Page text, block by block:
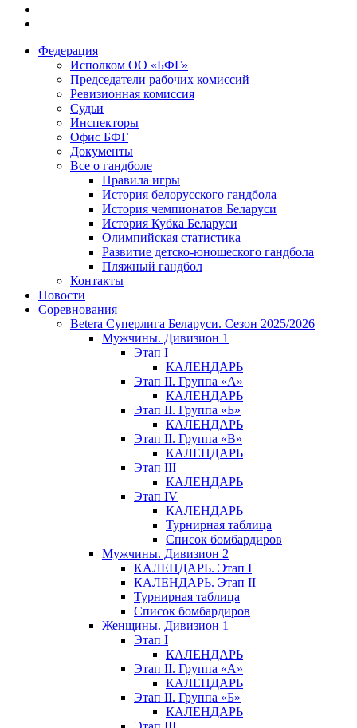
Федерация
Исполком ОО «БФГ»
Председатели рабочих комиссий
Ревизионная комиссия
Судьи
Инспекторы
Офис БФГ
Документы
Все о гандболе
Правила игры
История белорусского гандбола
История чемпионатов Беларуси
История Кубка Беларуси
Олимпийская статистика
Развитие детско-юношеского гандбола
Пляжный гандбол
Контакты
Новости
Соревнования
Betera Суперлига Беларуси. Сезон 2025/2026
Мужчины. Дивизион 1
Этап I
КАЛЕНДАРЬ
Этап II. Группа «А»
КАЛЕНДАРЬ
Этап II. Группа «Б»
КАЛЕНДАРЬ
Этап II. Группа «В»
КАЛЕНДАРЬ
Этап III
КАЛЕНДАРЬ
Этап IV
КАЛЕНДАРЬ
Турнирная таблица
Список бомбардиров
Мужчины. Дивизион 2
КАЛЕНДАРЬ. Этап I
КАЛЕНДАРЬ. Этап II
Турнирная таблица
Список бомбардиров
Женщины. Дивизион 1
Этап I
КАЛЕНДАРЬ
Этап II. Группа «А»
КАЛЕНДАРЬ
Этап II. Группа «Б»
КАЛЕНДАРЬ